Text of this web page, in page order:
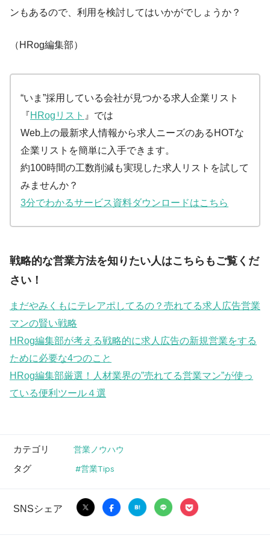
ンもあるので、利用を検討してはいかがでしょうか？
（HRog編集部）
“いま”採用している会社が見つかる求人企業リスト
『HRogリスト 』では
Web上の最新求人情報から求人ニーズのあるHOTな
企業リストを簡単に入手できます。
約100時間の工数削減も実現した求人リストを試して
みませんか？
3分でわかるサービス資料ダウンロードはこちら
戦略的な営業方法を知りたい人はこちらもご覧くだ
さい！
まだやみくもにテレアポしてるの？売れてる求人広告営業
マンの賢い戦略
HRog編集部が考える戦略的に求人広告の新規営業をする
ために必要な4つのこと
HRog編集部厳選！人材業界の”売れてる営業マン”が使っ
ている便利ツール４選
カテゴリ 営業ノウハウ
タグ 営業Tips
SNSシェア